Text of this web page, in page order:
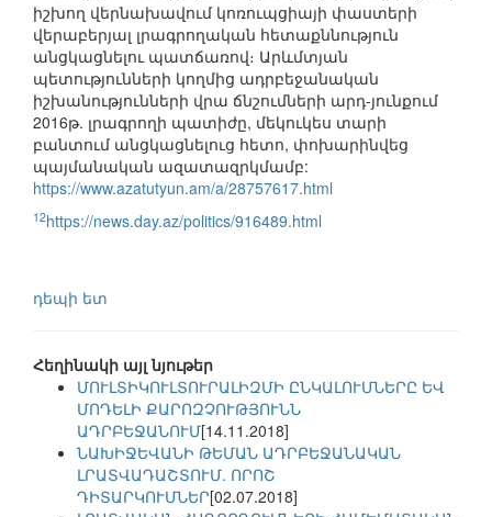
իշխող վերնախավում կոռուպցիայի փաստերի
վերաբերյալ լրագրողական հետաքննություն
անցկացնելու պատճառով։ Արևմտյան
պետությունների կողմից ադրբեջանական
իշխանությունների վրա ճնշումների արդ-յունքում
2016թ. լրագրողի պատիժը, մեկուկես տարի
բանտում անցկացնելուց հետո, փոխարինվեց
պայմանական ազատազրկմամբ:
https://www.azatutyun.am/a/28757617.html
12https://news.day.az/politics/916489.html
դեպի ետ
Հեղինակի այլ նյութեր
ՄՈՒԼՏԻԿՈՒԼՏՈՒՐԱԼԻԶՄԻ ԸՆԿԱԼՈՒՄՆԵՐԸ ԵՎ
ՄՈԴԵԼԻ ՔԱՐՈԶՉՈՒԹՅՈՒՆՆ
ԱԴՐԲԵՋԱՆՈՒՄ[14.11.2018]
ՆԱԽԻՋԵՎԱՆԻ ԹԵՄԱՆ ԱԴՐԲԵՋԱՆԱԿԱՆ
ԼՐԱՏՎԱԴԱՇՏՈՒՄ. ՈՐՈՇ
ԴԻՏԱՐԿՈՒՄՆԵՐ[02.07.2018]